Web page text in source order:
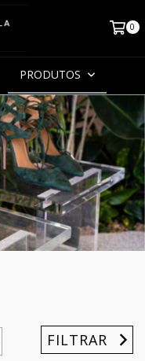
0
PRODUTOS
FILTRAR